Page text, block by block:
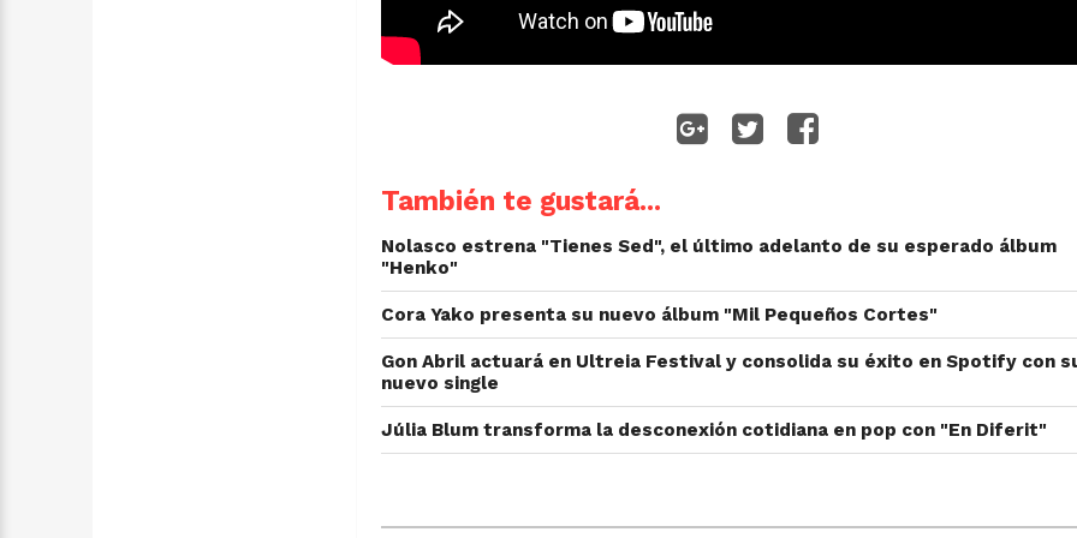
También te gustará...
Nolasco estrena "Tienes Sed", el último adelanto de su esperado álbum
"Henko"
Cora Yako presenta su nuevo álbum "Mil Pequeños Cortes"
Gon Abril actuará en Ultreia Festival y consolida su éxito en Spotify con
nuevo single
Júlia Blum transforma la desconexión cotidiana en pop con "En Diferit"